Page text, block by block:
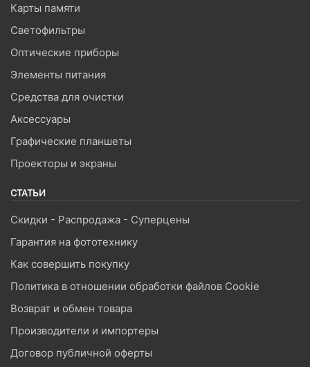
Карты памяти
Светофильтры
Оптические приборы
Элементы питания
Средства для очистки
Аксессуары
Графические планшеты
Проекторы и экраны
СТАТЬИ
Скидки - Распродажа - Суперцены
Гарантия на фототехнику
Как совершить покупку
Политика в отношении обработки файлов Cookie
Возврат и обмен товара
Производители и импортеры
Договор публичной оферты